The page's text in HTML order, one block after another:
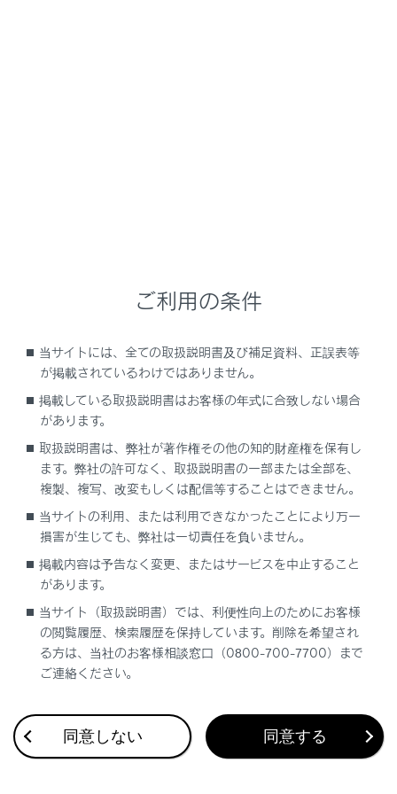
ワイパーを使わないでください。
ガラスを傷付けるおそれがあります。
操作のしかた
合わせて見られているページ
レーダークルーズコントロール
トランスミッション
ご利用の条件
当サイトには、全ての取扱説明書及び補足資料、正誤表等
が掲載されているわけではありません。
掲載している取扱説明書はお客様の年式に合致しない場合
があります。
取扱説明書は、弊社が著作権その他の知的財産権を保有し
ます。弊社の許可なく、取扱説明書の一部または全部を、
複製、複写、改変もしくは配信等することはできません。
当サイトの利用、または利用できなかったことにより万一
損害が生じても、弊社は一切責任を負いません。
掲載内容は予告なく変更、またはサービスを中止すること
があります。
当サイト（取扱説明書）では、利便性向上のためにお客様
の閲覧履歴、検索履歴を保持しています。削除を希望され
る方は、当社のお客様相談窓口（0800-700-7700）まで
ご連絡ください。
同意しない 同意する